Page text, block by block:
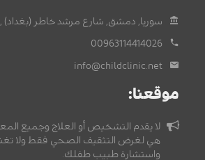
سوريا, دمشق, شارع مرشد خاطر (بغداد)
00963114414026
info@childclinic.net
موقعنا:
لا يقدم التشخيص أو العلاج وجميع
هي لغرض التثقيف الصحي فقط ولا
واستشارة طبيب طفلك.